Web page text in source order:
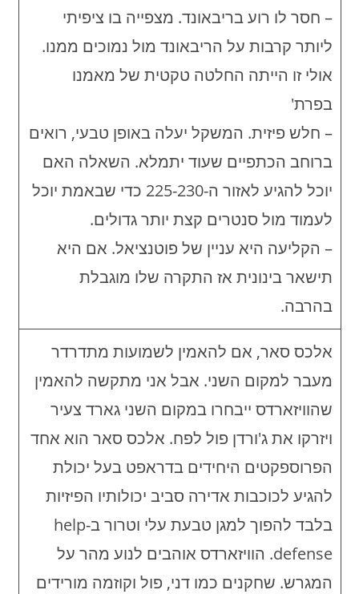
– חסר לו רוע בריבאונד. מצפייה בו ציפיתי
ליותר קרבות על הריבאונד מול נמוכים ממנו.
אולי זו הייתה החלטה טקטית של מאמנו
בפרת'
– חלש פיזית. המשקל יעלה באופן טבעי, רואים
ברוחב הכתפיים שעוד יתמלא. השאלה האם
יוכל להגיע לאזור ה-225-230 כדי שבאמת יוכל
לעמוד מול סנטרים קצת יותר גדולים.
– הקליעה היא עניין של פוטנציאל. אם היא
תישאר בינונית אז התקרה שלו מוגבלת
בהרבה.
אלכס סאר, אם להאמין לשמועות מתדרדר
מעבר למקום השני. אבל אני מתקשה להאמין
שהוויזארדס ייבחרו במקום השני גארד צעיר
ויזרקו את ג'ורדן פול לפח. אלכס סאר הוא אחד
הפרוספקטים היחידים בדראפט בעל יכולת
להגיע לכוכבות אדירה סביב יכולותיו הפיזיות
בלבד להפוך למגן טבעת עלי וטרור ב-help
defense. הוויזארדס אוהבים לנוע מהר על
המגרש. שחקנים כמו דני, פול וקוזמה מורידים